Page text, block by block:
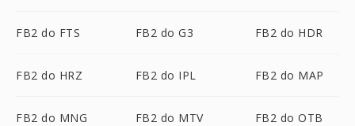
FB2 do FTS FB2 do G3 FB2 do HDR
FB2 do HRZ FB2 do IPL FB2 do MAP
FB2 do MNG FB2 do MTV FB2 do OTB